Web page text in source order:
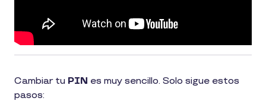
Cambiar tu PIN es muy sencillo. Solo sigue estos
pasos: